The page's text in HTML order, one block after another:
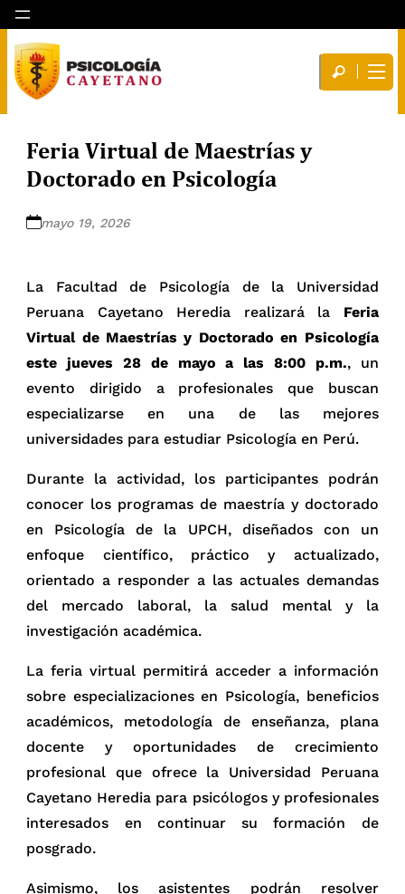
Feria Virtual de Maestrías y
Doctorado en Psicología
mayo 19, 2026
La Facultad de Psicología de la Universidad
Peruana Cayetano Heredia realizará la Feria
Virtual de Maestrías y Doctorado en Psicología
este jueves 28 de mayo a las 8:00 p.m., un
evento dirigido a profesionales que buscan
especializarse en una de las mejores
universidades para estudiar Psicología en Perú.
Durante la actividad, los participantes podrán
conocer los programas de maestría y doctorado
en Psicología de la UPCH, diseñados con un
enfoque científico, práctico y actualizado,
orientado a responder a las actuales demandas
del mercado laboral, la salud mental y la
investigación académica.
La feria virtual permitirá acceder a información
sobre especializaciones en Psicología, beneficios
académicos, metodología de enseñanza, plana
docente y oportunidades de crecimiento
profesional que ofrece la Universidad Peruana
Cayetano Heredia para psicólogos y profesionales
interesados en continuar su formación de
posgrado.
Asimismo, los asistentes podrán resolver